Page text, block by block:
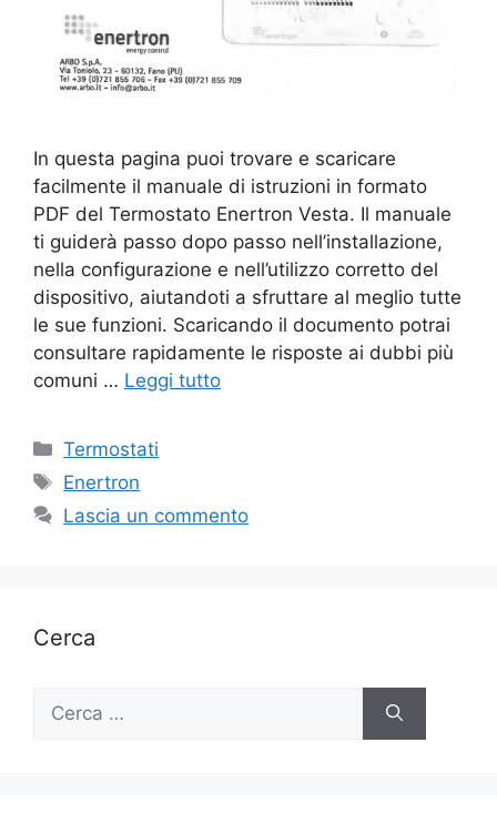
In questa pagina puoi trovare e scaricare
facilmente il manuale di istruzioni in formato
PDF del Termostato Enertron Vesta. Il manuale
ti guiderà passo dopo passo nell’installazione,
nella configurazione e nell’utilizzo corretto del
dispositivo, aiutandoti a sfruttare al meglio tutte
le sue funzioni. Scaricando il documento potrai
consultare rapidamente le risposte ai dubbi più
comuni … Leggi tutto
Categorie
Termostati
Tag
Enertron
Lascia un commento
Cerca
Ricerca